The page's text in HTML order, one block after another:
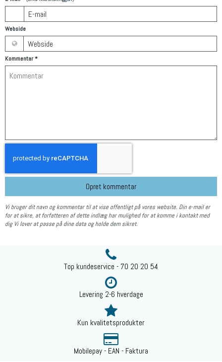
Webside
Kommentar*
Opret kommentar
Vi bruger dit navn og kommentar til at vise offentligt på vores website. Din e-mail er
for at sikre, at forfatteren af dette indlæg har mulighed for at komme i kontakt med
dig Vi lover at passe på dine data og holde dem sikret.
Top kundeservice - 70 20 20 54
Levering 2-6 hverdage
Kun kvalitetsprodukter
Mobilepay - EAN - Faktura